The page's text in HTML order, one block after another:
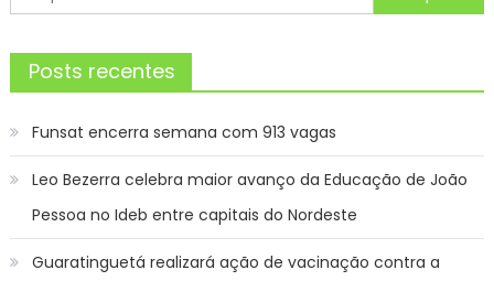
por:
Posts recentes
Funsat encerra semana com 913 vagas
Leo Bezerra celebra maior avanço da Educação de João
Pessoa no Ideb entre capitais do Nordeste
Guaratinguetá realizará ação de vacinação contra a